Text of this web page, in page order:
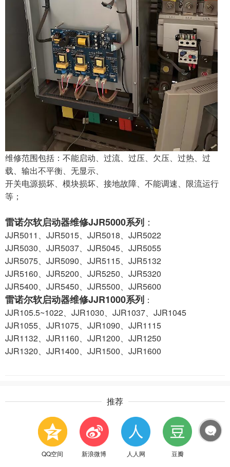
维修范围包括：不能启动、过流、过压、欠压、过热、过
载、输出不平衡、无显示、
开关电源损坏、模块损坏、接地故障、不能调速、限流运行
等；
雷诺尔软启动器维修JJR5000系列 ：
JJR5011、JJR5015、JJR5018、JJR5022
JJR5030、JJR5037、JJR5045、JJR5055
JJR5075、JJR5090、JJR5115、JJR5132
JJR5160、JJR5200、JJR5250、JJR5320
JJR5400、JJR5450、JJR5500、JJR5600
雷诺尔软启动器维修JJR1000系列 ：
JJR105.5~1022、JJR1030、JJR1037、JJR1045
JJR1055、JJR1075、JJR1090、JJR1115
JJR1132、JJR1160、JJR1200、JJR1250
JJR1320、JJR1400、JJR1500、JJR1600
推荐
QQ空间 新浪微博 人人网 豆瓣